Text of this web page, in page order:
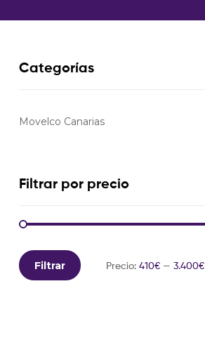
Categorías
Movelco Canarias
Filtrar por precio
Filtrar Precio: 410€— 3.400€